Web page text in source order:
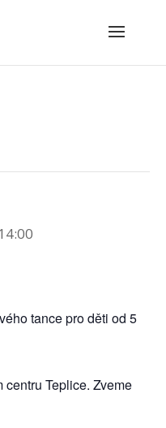
tance pro děti od 5
Teplice. Zveme